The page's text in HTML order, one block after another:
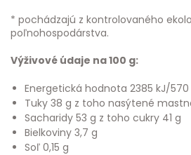
* pochádzajú z kontrolovaného
poľnohospodárstva.
Výživové údaje na 100 g:
Energetická hodnota 2385 kJ/570
Tuky 38 g z toho nasýtené
Sacharidy 53 g z toho cukry 41 g
Bielkoviny 3,7 g
Soľ 0,15 g